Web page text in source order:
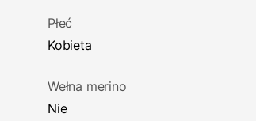
Płeć
Kobieta
Wełna merino
Nie